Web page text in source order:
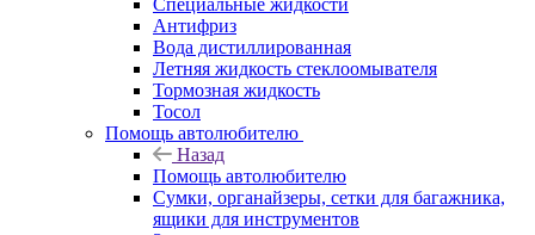
Специальные жидкости
Антифриз
Вода дистиллированная
Летняя жидкость стеклоомывателя
Тормозная жидкость
Тосол
Помощь автолюбителю
Назад
Помощь автолюбителю
Сумки, органайзеры, сетки для багажника,
ящики для инструментов